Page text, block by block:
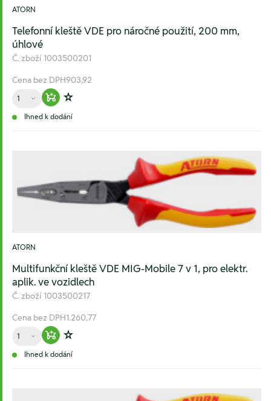
ATORN
Telefonní kleště VDE pro náročné použití, 200 mm,
úhlové
Č. zboží 1003500201
Cena bez DPH903,92
Množství
Warenkorb hinzufügen
Zur Wunschliste hinzufügen
Ihned k dodání
ATORN
Multifunkční kleště VDE MIG-Mobile 7 v 1, pro elektr.
aplik. ve vozidlech
Č. zboží 1003500217
Cena bez DPH1.260,77
Množství
Warenkorb hinzufügen
Zur Wunschliste hinzufügen
Ihned k dodání